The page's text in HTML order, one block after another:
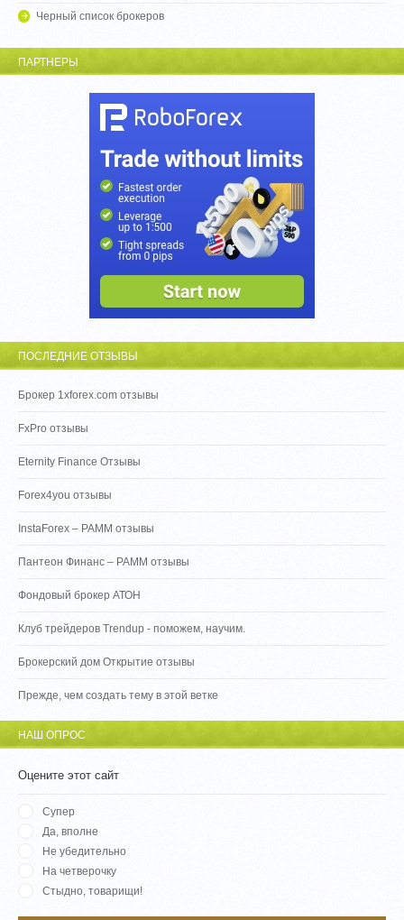
Черный список брокеров
ПАРТНЕРЫ
ПОСЛЕДНИЕ ОТЗЫВЫ
Брокер 1xforex.com отзывы
FxPro отзывы
Eternity Finance Отзывы
Forex4you отзывы
InstaForex – PAMM отзывы
Пантеон Финанс – PAMM отзывы
Фондовый брокер АТОН
Клуб трейдеров Trendup - поможем, научим.
Брокерский дом Открытие отзывы
Прежде, чем создать тему в этой ветке
НАШ ОПРОС
Оцените этот сайт
Супер
Да, вполне
Не убедительно
На четверочку
Стыдно, товарищи!